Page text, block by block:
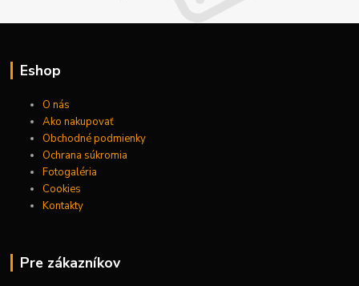
Eshop
O nás
Ako nakupovať
Obchodné podmienky
Ochrana súkromia
Fotogaléria
Cookies
Kontakty
Pre zákazníkov